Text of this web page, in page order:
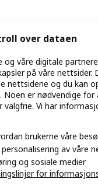
over dataen
og våre digitale
på våre nettsider.
nettsidene og du kan
Noen er nødvendige for
valgfrie. Vi har
brukerne våre
av våre
og sosiale medier
for